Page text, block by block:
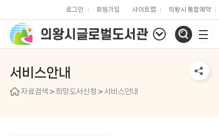
로그인 회원가입 사이트맵 의왕시 통합예약
서비스안내
자료검색 희망도서신청 서비스안내